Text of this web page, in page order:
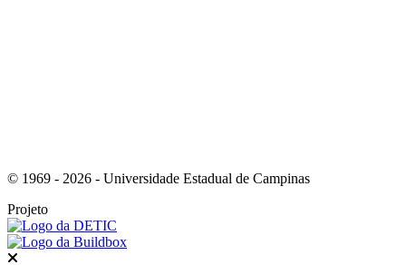
© 1969 - 2026 - Universidade Estadual de Campinas
Projeto